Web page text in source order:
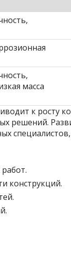
масса
к росту
решений.
конструкций.